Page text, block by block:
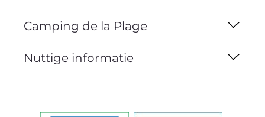
Camping de la Plage
Nuttige informatie